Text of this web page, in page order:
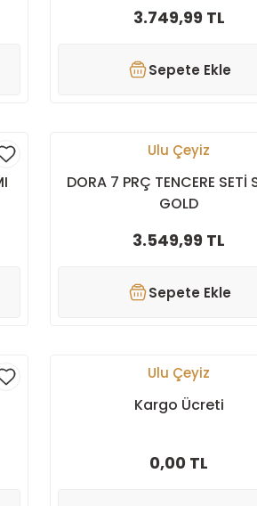
3.749,99 TL
Sepete Ekle
Ulu Çeyiz
DORA 7 PRÇ TENCERE SETİ
GOLD
3.549,99 TL
Sepete Ekle
Ulu Çeyiz
Kargo Ücreti
0,00 TL